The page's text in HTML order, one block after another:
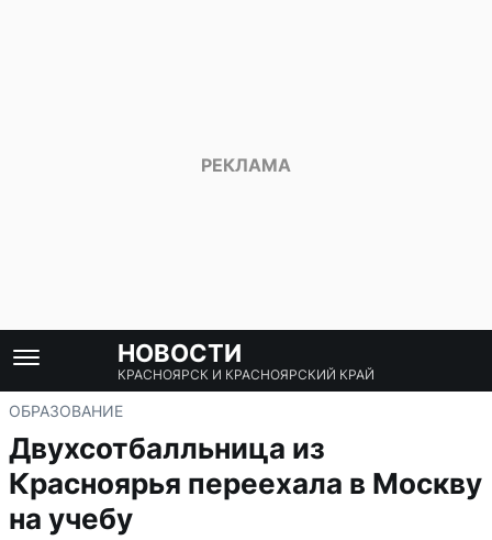
НОВОСТИ
КРАСНОЯРСК И КРАСНОЯРСКИЙ КРАЙ
ОБРАЗОВАНИЕ
Двухсотбалльница из
Красноярья переехала в Москву
на учебу